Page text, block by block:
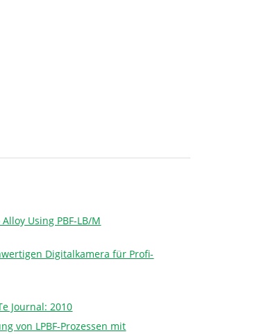
Using PBF-LB/M
Digitalkamera für Profi-
Journal: 2010
von LPBF-Prozessen mit